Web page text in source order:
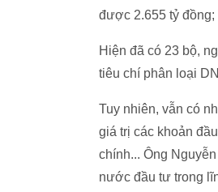
được 2.655 tỷ
Hiện đã có 23 bộ,
tiêu chí phân loại
Tuy nhiên, vẫn có
giá trị các khoản
chính... Ông
nước đầu tư trong